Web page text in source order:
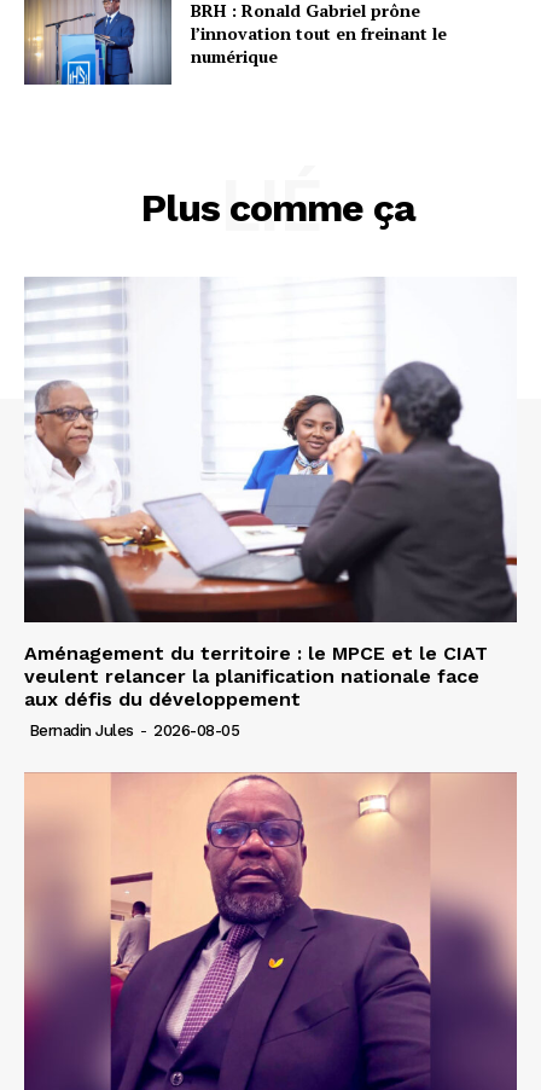
BRH : Ronald Gabriel prône
l’innovation tout en freinant le
numérique
Plus comme ça
LIÉ
Aménagement du territoire : le MPCE et le CIAT
veulent relancer la planification nationale face
aux défis du développement
Bernadin Jules - 2026-08-05